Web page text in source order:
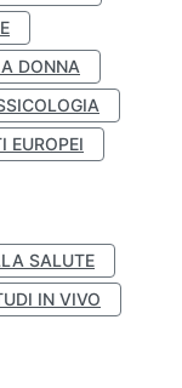
DONNA
EUROPEI
SALUTE
IN VIVO